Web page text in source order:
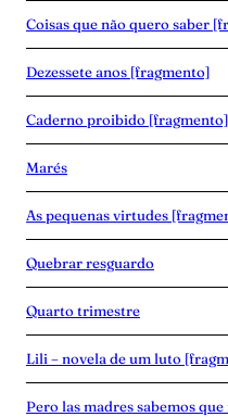
Coisas que não quero saber
Dezessete anos [fragmento]
Caderno proibido [fragmento]
Marés
As pequenas virtudes
Quebrar resguardo
Quarto trimestre
Lili – novela de um luto
Pero las madres sabemos